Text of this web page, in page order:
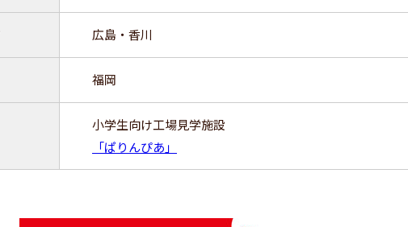
広島・香川
福岡
小学生向け工場見学施設
「ぱりんぴあ」